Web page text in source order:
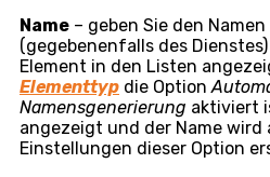
Kategorie
•
Verbrauchsmaterial
Personen •